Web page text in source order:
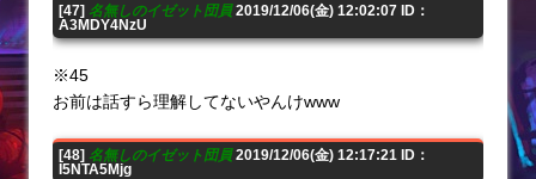
[47] 名無しのイゼット団員2019/12/06(金) 12:02:07 ID：
A3MDY4NzU
※45
お前は話すら理解してないやんけwww
[48] 名無しのイゼット団員2019/12/06(金) 12:17:21 ID：
I5NTA5Mjg